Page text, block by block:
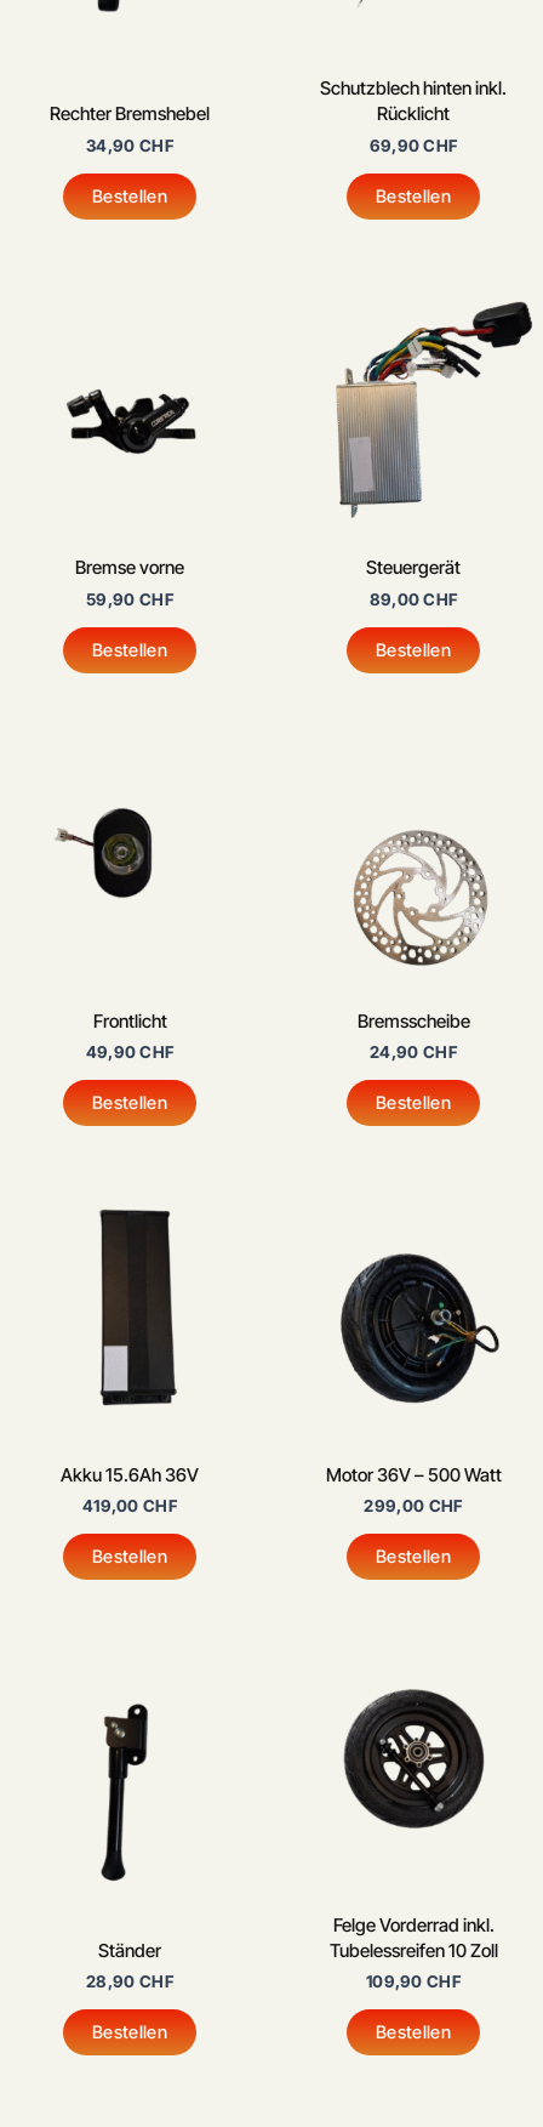
Rechter Bremshebel
34,90 CHF
Bestellen
Schutzblech hinten inkl.
Rücklicht
69,90CHF
Bestellen
Bremse vorne
59,90 CHF
Bestellen
Steuergerät
89,00CHF
Bestellen
Frontlicht
49,90CHF
Bestellen
Bremsscheibe
24,90 CHF
Bestellen
Akku 15.6Ah 36V
419,00CHF
Bestellen
Motor 36V – 500 Watt
299,00 CHF
Bestellen
Ständer
28,90 CHF
Bestellen
Felge Vorderrad inkl.
Tubelessreifen 10 Zoll
109,90CHF
Bestellen